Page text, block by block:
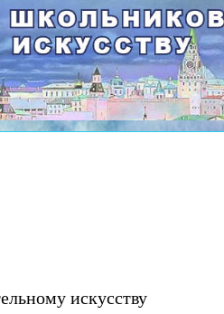
искусству